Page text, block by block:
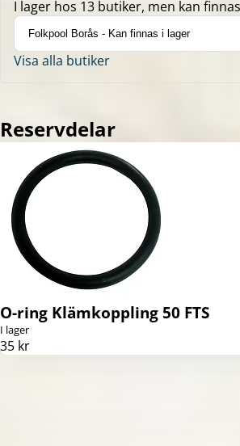
I lager hos 13 butiker, men kan
Visa alla butiker
Reservdelar
O-ring Klämkoppling 50 FTS
I lager
35 kr